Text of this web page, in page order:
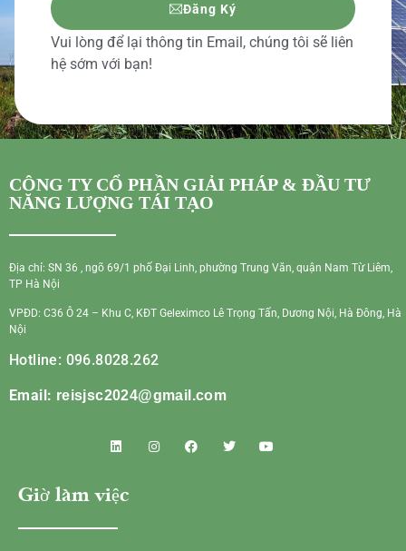
Đăng Ký
Vui lòng để lại thông tin Email, chúng tôi sẽ liên
hệ sớm với bạn!
CÔNG TY CỔ PHẦN GIẢI PHÁP & ĐẦU TƯ
NĂNG LƯỢNG TÁI TẠO
Địa chỉ: SN 36 , ngõ 69/1 phố Đại Linh, phường Trung Văn, quận Nam Từ Liêm,
TP Hà Nội
VPĐD: C36 Ô 24 – Khu C, KĐT Geleximco Lê Trọng Tấn, Dương Nội, Hà Đông, Hà
Nội
Hotline: 096.8028.262
Email: reisjsc2024@gmail.com
Giờ làm việc